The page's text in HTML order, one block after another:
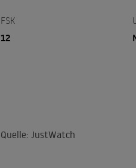
FSK
12
Quelle: JustWatch